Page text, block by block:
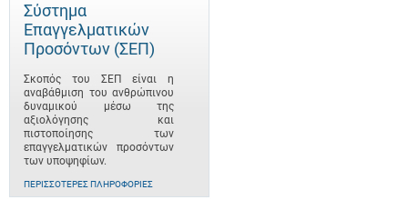
Σύστημα
Επαγγελματικών
Προσόντων (ΣΕΠ)
Σκοπός του ΣΕΠ είναι η
αναβάθμιση του ανθρώπινου
δυναμικού μέσω της
αξιολόγησης και
πιστοποίησης των
επαγγελματικών προσόντων
των υποψηφίων.
ΠΕΡΙΣΣΌΤΕΡΕΣ ΠΛΗΡΟΦΟΡΊΕΣ